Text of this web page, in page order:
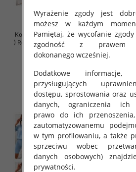
Komplet damskie (Polska produkt
) Roz Standard , Mix Kolor Paczka
szczegóły
)
Wyrażenie zgody jest
możesz w każdym
Pamiętaj, że wycofanie
zgodność z prawem
dokonanego wcześniej.
Dodatkowe
przysługujących
dostępu, sprostowania oraz
danych, ograniczenia ich
prawo do ich
zautomatyzowanemu
w tym profilowaniu, a także
sprzeciwu wobec
danych osobowych)
prywatności.